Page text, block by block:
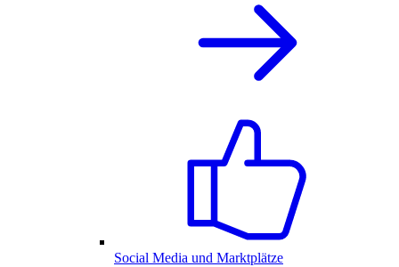
Social Media und Marktplätze